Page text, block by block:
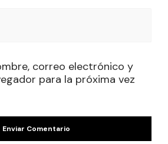
correo electrónico y
para la próxima vez